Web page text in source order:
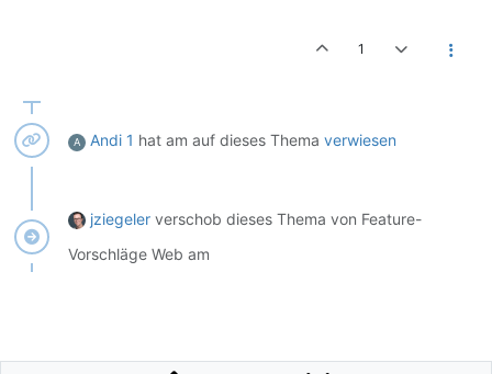
1
A Andi 1 hat am auf dieses Thema verwiesen
jziegeler verschob dieses Thema von Feature-
Vorschläge Web am